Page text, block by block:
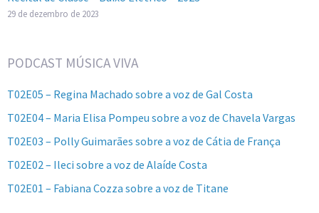
29 de dezembro de 2023
PODCAST MÚSICA VIVA
T02E05 – Regina Machado sobre a voz de Gal Costa
T02E04 – Maria Elisa Pompeu sobre a voz de Chavela Vargas
T02E03 – Polly Guimarães sobre a voz de Cátia de França
T02E02 – Ileci sobre a voz de Alaíde Costa
T02E01 – Fabiana Cozza sobre a voz de Titane